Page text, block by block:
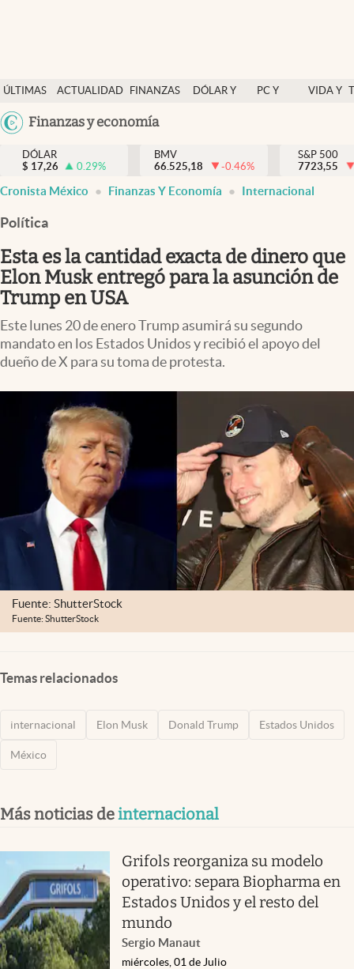
ÚLTIMAS
NOTICIAS
ACTUALIDAD
FINANZAS
DÓLAR Y
PC Y
VIDA Y
México
USA
Finanzas y economía
Actualidad
Finanzas y economía
Dólar y mercados
Pc y celular
Vida y estilo
Tv
Clima
Espiritualidad
abre en nueva pestaña
México
DÓLAR
$ 17,26 0.29%
BMV
66.525,18
-0.46%
S&P 500
7723,55
Cronista México Finanzas Y Economía Internacional
Política
Esta es la cantidad exacta de dinero que
Elon Musk entregó para la asunción de
Trump en USA
Este lunes 20 de enero Trump asumirá su segundo
mandato en los Estados Unidos y recibió el apoyo del
dueño de X para su toma de protesta.
Fuente: ShutterStock
Fuente: ShutterStock
Temas relacionados
internacional Elon Musk Donald Trump Estados Unidos
México
Más noticias deinternacional
Grifols reorganiza su modelo
operativo: separa Biopharma en
Estados Unidos y el resto del
mundo
Sergio Manaut
miércoles, 01 de Julio